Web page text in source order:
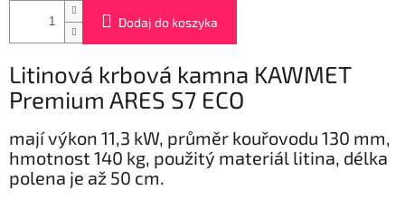
Dodaj do koszyka
Litinová krbová kamna KAWMET
Premium ARES S7 ECO
mají výkon 11,3 kW, průměr kouřovodu 130 mm,
hmotnost 140 kg, použitý materiál litina, délka
polena je až 50 cm.